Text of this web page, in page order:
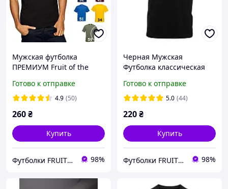
Мужская футболка
ПРЕМИУМ Fruit of the
100% хлопок плотная
качественная 205 г/м
Готово к отправке
4.9 (50)
260₴
Купить
Футболки FRUIT 👕 98%
Черная Мужская
Футболка классическая
Valueweight 61036-36
100% хлопок базовая
Готово к отправке
5.0 (44)
220₴
Купить
Футболки FRUIT 👕 98%